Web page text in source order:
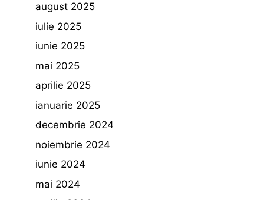
august 2025
iulie 2025
iunie 2025
mai 2025
aprilie 2025
ianuarie 2025
decembrie 2024
noiembrie 2024
iunie 2024
mai 2024